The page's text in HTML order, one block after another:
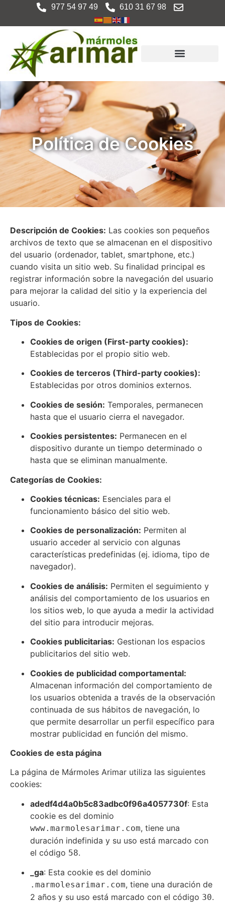
977 54 97 49 610 31 67 98
Política de Cookies
Descripción de Cookies: Las cookies son pequeños
archivos de texto que se almacenan en el dispositivo
del usuario (ordenador, tablet, smartphone, etc.)
cuando visita un sitio web. Su finalidad principal es
registrar información sobre la navegación del usuario
para mejorar la calidad del sitio y la experiencia del
usuario.
Tipos de Cookies:
Cookies de origen (First-party cookies):
Establecidas por el propio sitio web.
Cookies de terceros (Third-party cookies):
Establecidas por otros dominios externos.
Cookies de sesión: Temporales, permanecen
hasta que el usuario cierra el navegador.
Cookies persistentes: Permanecen en el
dispositivo durante un tiempo determinado o
hasta que se eliminan manualmente.
Categorías de Cookies:
Cookies técnicas: Esenciales para el
funcionamiento básico del sitio web.
Cookies de personalización: Permiten al
usuario acceder al servicio con algunas
características predefinidas (ej. idioma, tipo de
navegador).
Cookies de análisis: Permiten el seguimiento y
análisis del comportamiento de los usuarios en
los sitios web, lo que ayuda a medir la actividad
del sitio para introducir mejoras.
Cookies publicitarias: Gestionan los espacios
publicitarios del sitio web.
Cookies de publicidad comportamental:
Almacenan información del comportamiento de
los usuarios obtenida a través de la observación
continuada de sus hábitos de navegación, lo
que permite desarrollar un perfil específico para
mostrar publicidad en función del mismo.
Cookies de esta página
La página de Mármoles Arimar utiliza las siguientes
cookies:
adedf4d4a0b5c83adbc0f96a4057730f: Esta
cookie es del dominio
www.marmolesarimar.com, tiene una
duración indefinida y su uso está marcado con
el código 58.
_ga: Esta cookie es del dominio
.marmolesarimar.com, tiene una duración de
2 años y su uso está marcado con el código 30.